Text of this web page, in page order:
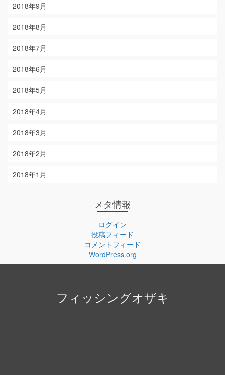
2018年9月
2018年8月
2018年7月
2018年6月
2018年5月
2018年4月
2018年3月
2018年2月
2018年1月
メタ情報
ログイン
投稿フィード
コメントフィード
WordPress.org
フィッシングオザキ